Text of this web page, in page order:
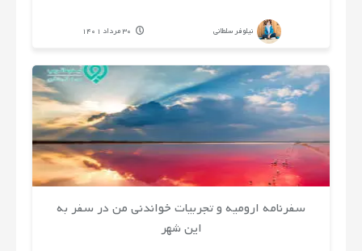
نیلوفر سلطانی 30 مرداد 1401
سفرنامه ارومیه و تجربیات خواندنی من در سفر به
این شهر